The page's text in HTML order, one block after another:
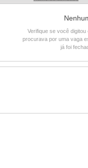
Verifique se você
procurava por uma vaga
já foi